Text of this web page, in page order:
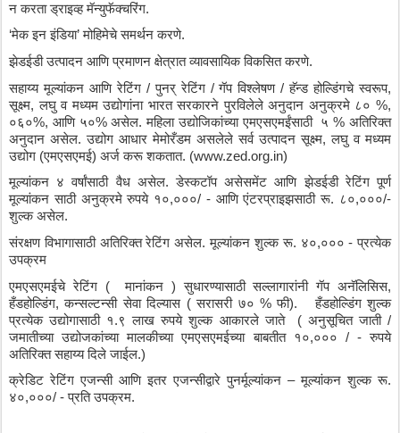
न करता ड्राइव्ह मॅन्युफॅक्चरिंग.
‘मेक इन इंडिया’ मोहिमेचे समर्थन करणे.
झेडईडी उत्पादन आणि प्रमाणन क्षेत्रात व्यावसायिक विकसित करणे.
सहाय्य मूल्यांकन आणि रेटिंग / पुनर् रेटिंग / गॅप विश्लेषण / हॅन्ड होल्डिंगचे स्वरूप
सूक्ष्म, लघु व मध्यम उद्योगांना भारत सरकारने पुरविलेले अनुदान अनुक्रमे ८०
०६०%, आणि ५०% असेल. महिला उद्योजिकांच्या एमएसएमईंसाठी ५ % अतिरिक्त
अनुदान असेल. उद्योग आधार मेमोरँडम असलेले सर्व उत्पादन सूक्ष्म, लघु व मध्यम
उद्योग (एमएसएमई) अर्ज करू शकतात. (www.zed.org.in)
मूल्यांकन ४ वर्षांसाठी वैध असेल. डेस्कटॉप असेसमेंट आणि झेडईडी रेटिंग पूर्ण
मूल्यांकन साठी अनुक्रमे रुपये १०,०००/ - आणि एंटरप्राइझसाठी रू. ८०,०००
शुल्क असेल.
संरक्षण विभागासाठी अतिरिक्त रेटिंग असेल. मूल्यांकन शुल्क रू. ४०,००० - प्रत्येक
उपक्रम
एमएसएमईचे रेटिंग ( मानांकन ) सुधारण्यासाठी सल्लागारांनी गॅप अनॅलिसिस
हँडहोल्डिंग, कन्सल्टन्सी सेवा दिल्यास ( सरासरी ७० % फी). हँडहोल्डिंग शुल्क
प्रत्येक उद्योगासाठी १.९ लाख रुपये शुल्क आकारले जाते ( अनुसूचित जाती
जमातीच्या उद्योजकांच्या मालकीच्या एमएसएमईच्या बाबतीत १०,००० / - रुपये
अतिरिक्त सहाय्य दिले जाईल.)
क्रेडिट रेटिंग एजन्सी आणि इतर एजन्सीद्वारे पुनर्मूल्यांकन – मूल्यांकन शुल्क रू
४०,०००/ - प्रति उपक्रम.